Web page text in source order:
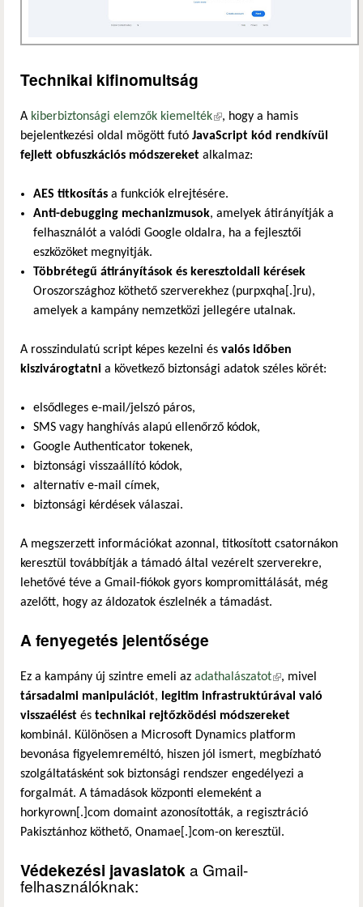
Technikai kifinomultság
A kiberbiztonsági elemzők kiemelték(külső hivatkozás)
, hogy a hamis
bejelentkezési oldal mögött futó JavaScript kód rendkívül
fejlett obfuszkációs módszereket alkalmaz:
AES titkosítás a funkciók elrejtésére.
Anti-debugging mechanizmusok, amelyek átirányítják a
felhasználót a valódi Google oldalra, ha a fejlesztői
eszközöket megnyitják.
Többrétegű átirányítások és keresztoldali kérések
Oroszországhoz köthető szerverekhez (purpxqha[.]ru),
amelyek a kampány nemzetközi jellegére utalnak.
A rosszindulatú script képes kezelni és valós időben
kiszivárogtatni a következő biztonsági adatok széles körét:
elsődleges e-mail/jelszó páros,
SMS vagy hanghívás alapú ellenőrző kódok,
Google Authenticator tokenek,
biztonsági visszaállító kódok,
alternatív e-mail címek,
biztonsági kérdések válaszai.
A megszerzett információkat azonnal, titkosított csatornákon
keresztül továbbítják a támadó által vezérelt szerverekre,
lehetővé téve a Gmail-fiókok gyors kompromittálását, még
azelőtt, hogy az áldozatok észlelnék a támadást.
A fenyegetés jelentősége
Ez a kampány új szintre emeli az adathalászatot(külső hivatkozás)
, mivel
társadalmi manipulációt, legitim infrastruktúrával való
visszaélést és technikai rejtőzködési módszereket
kombinál. Különösen a Microsoft Dynamics platform
bevonása figyelemreméltó, hiszen jól ismert, megbízható
szolgáltatásként sok biztonsági rendszer engedélyezi a
forgalmát. A támadások központi elemeként a
horkyrown[.]com domaint azonosították, a regisztráció
Pakisztánhoz köthető, Onamae[.]com-on keresztül.
Védekezési javaslatoka Gmail-
felhasználóknak: